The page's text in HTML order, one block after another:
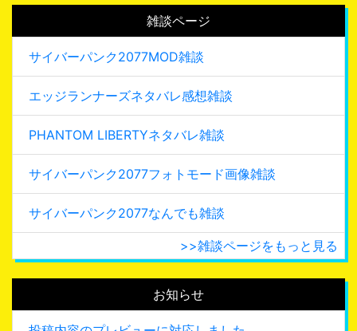
雑談ページ
サイバーパンク2077MOD雑談
エッジランナーズネタバレ感想雑談
PHANTOM LIBERTYネタバレ雑談
サイバーパンク2077フォトモード画像雑談
サイバーパンク2077なんでも雑談
>>雑談ページをもっと見る
お知らせ